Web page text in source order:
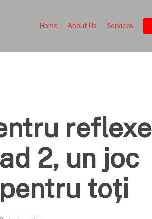
Home About Us Services
reflexe
2, un joc
toți